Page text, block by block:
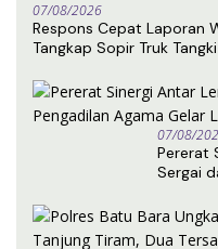
07/08/2026
Respons Cepat Laporan
Tangkap Sopir Truk
07/08/
Pererat
Sergai